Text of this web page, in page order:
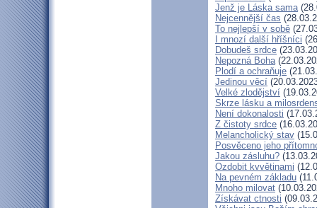
Jenž je Láska sama
Nejcennější čas
To nejlepší v sobě
I mnozí další hříšníci
Dobudeš srdce
Nepozná Boha
Plodí a ochraňuje
Jedinou věcí
Velké zlodějství
Skrze lásku a
Není dokonalosti
Z čistoty srdce
Melancholický stav
Posvěceno jeho
Jakou zásluhu?
Ozdobit kvvětinami
Na pevném základu
Mnoho milovat
Získávat ctnosti